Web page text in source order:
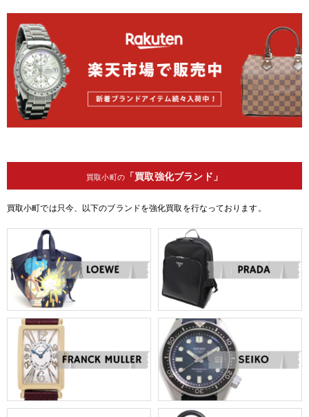
買取小町の「買取強化ブランド」
買取小町では只今、以下のブランドを強化買取を行なっております。